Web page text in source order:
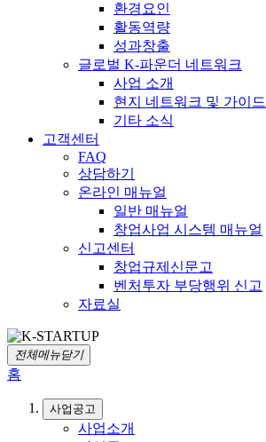
환경요인
활동역량
성과창출
글로벌 K-파운더 네트워크
사업 소개
현지 네트워크 및 가이드
기타 소식
고객센터
FAQ
상담하기
온라인 매뉴얼
일반 매뉴얼
창업사업 시스템 매뉴얼
신고센터
창업규제신문고
벤처투자 부당행위 신고
자료실
전체메뉴닫기
홈
사업공고
사업소개